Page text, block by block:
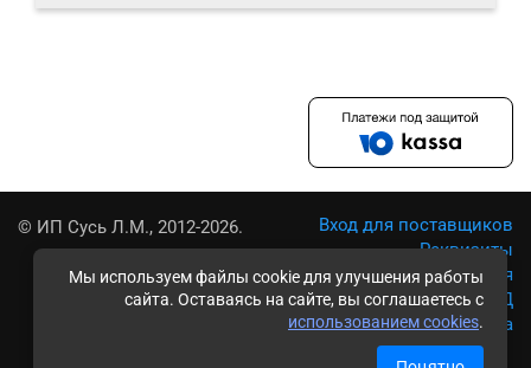
Мы используем файлы cookie для улучшения работы
сайта. Оставаясь на сайте, вы соглашаетесь с
использованием cookies.
© ИП Сусь Л.М., 2012-2026.
Вход для поставщиков
Реквизиты
Условия использования
Политика обработки ПД
Карта сайта